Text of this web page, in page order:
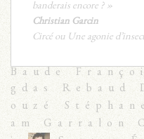
banderais encore ? »
Christian Garcin
Circé ou Une agonie
Baude
gdas Rebaud
ouzé
am Garralon